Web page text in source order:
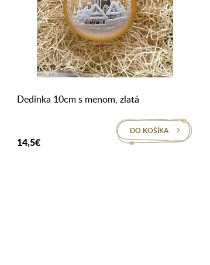
Dedinka 10cm s menom, zlatá
14,5€
DO KOŠÍKA